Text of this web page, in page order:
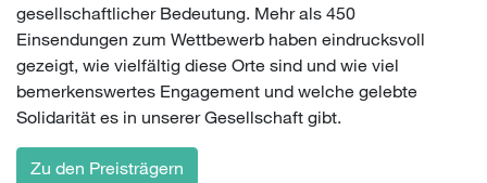
gesellschaftlicher Bedeutung. Mehr als 450
Einsendungen zum Wettbewerb haben eindrucksvoll
gezeigt, wie vielfältig diese Orte sind und wie viel
bemerkenswertes Engagement und welche gelebte
Solidarität es in unserer Gesellschaft gibt.
Zu den Preisträgern